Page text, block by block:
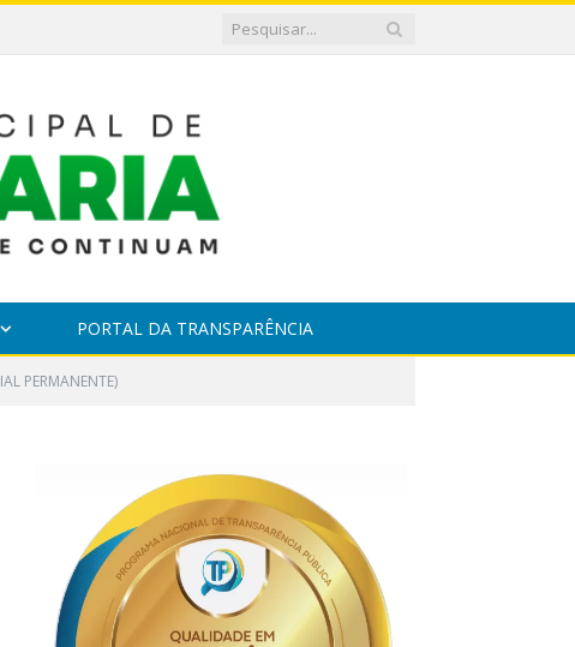
PORTAL DA TRANSPARÊNCIA
PERMANENTE)